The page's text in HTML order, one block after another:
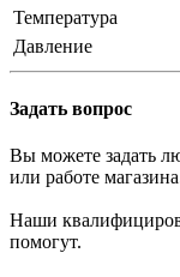
Температура
Давление
Задать вопрос
Вы можете задать
или работе
Наши
помогут.